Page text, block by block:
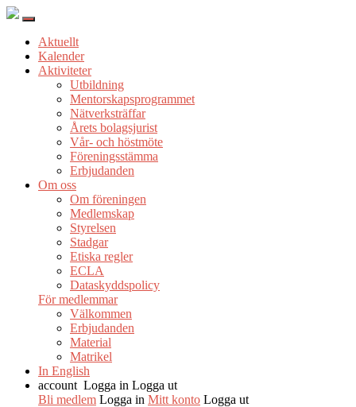
Aktuellt
Kalender
Aktiviteter
Utbildning
Mentorskapsprogrammet
Nätverksträffar
Årets bolagsjurist
Vår- och höstmöte
Föreningsstämma
Erbjudanden
Om oss
Om föreningen
Medlemskap
Styrelsen
Stadgar
Etiska regler
ECLA
Dataskyddspolicy
För medlemmar
Välkommen
Erbjudanden
Material
Matrikel
In English
account Logga in Logga ut
Bli medlem Logga in Mitt konto Logga ut